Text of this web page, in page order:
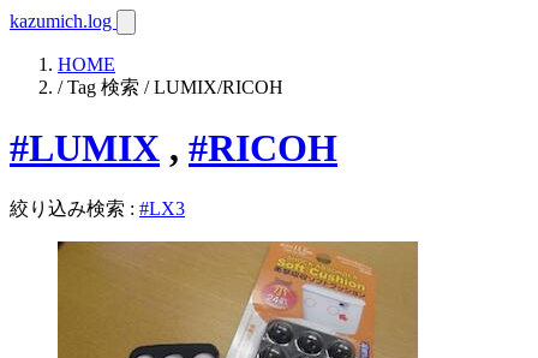
kazumich.log
HOME
/ Tag 検索 / LUMIX/RICOH
#LUMIX , #RICOH
絞り込み検索 : #LX3